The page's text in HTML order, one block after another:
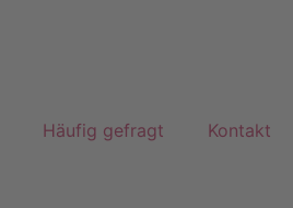
Häufig gefragt
Kontakt